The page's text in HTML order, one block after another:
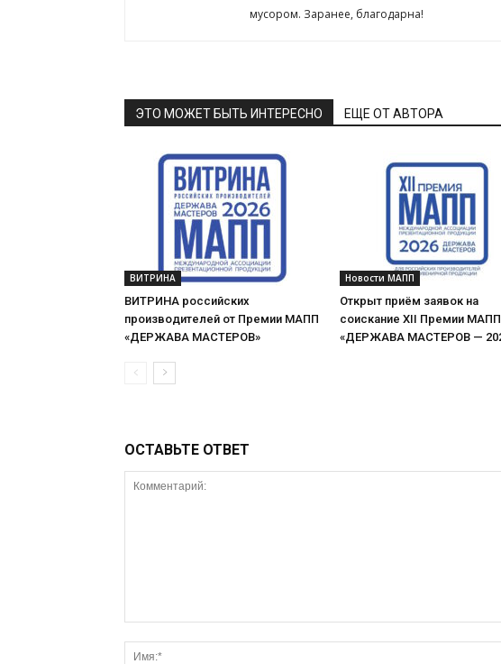
мусором. Заранее, благодарна!
ЭТО МОЖЕТ БЫТЬ ИНТЕРЕСНО ЕЩЕ ОТ АВТОРА
ВИТРИНА
ВИТРИНА российских
производителей от Премии МАПП
«ДЕРЖАВА МАСТЕРОВ»
Новости МАПП
Открыт приём заявок на
соискание XII Премии МАПП
«ДЕРЖАВА МАСТЕРОВ —
ОСТАВЬТЕ ОТВЕТ